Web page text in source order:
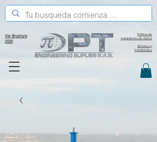
Política de
tratamiento de datos
Ver Brochure
2025
Términos y
Condiciones